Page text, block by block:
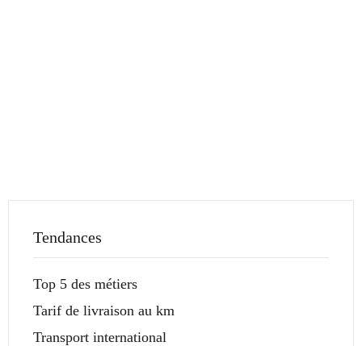
Tendances
Top 5 des métiers
Tarif de livraison au km
Transport international